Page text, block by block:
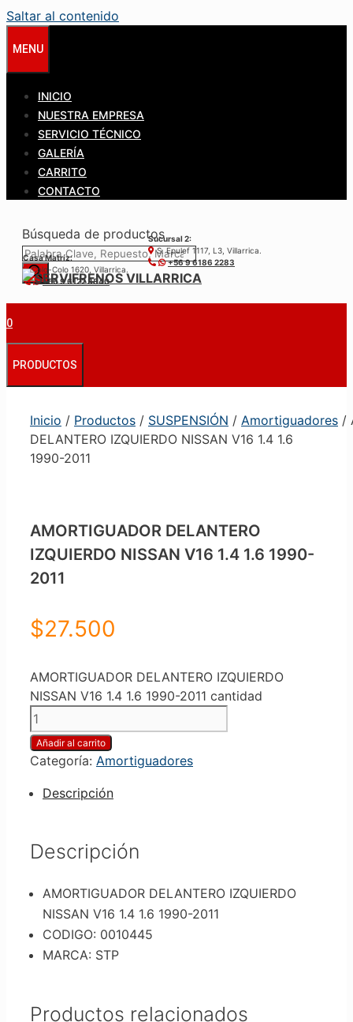
Saltar al contenido
MENU
INICIO
NUESTRA EMPRESA
SERVICIO TÉCNICO
GALERÍA
CARRITO
CONTACTO
Búsqueda de productos
Casa Matríz:
Colo-Colo 1620, Villarrica.
+56 9 6122 3840
Sucursal 2:
S. Epulef 1117, L3, Villarrica.
+56 9 6186 2283
0
PRODUCTOS
Inicio / Productos / SUSPENSIÓN / Amortiguadores /
DELANTERO IZQUIERDO NISSAN V16 1.4 1.6
1990-2011
AMORTIGUADOR DELANTERO
IZQUIERDO NISSAN V16 1.4 1.6 1990-
2011
$27.500
AMORTIGUADOR DELANTERO IZQUIERDO
NISSAN V16 1.4 1.6 1990-2011 cantidad
Añadir al carrito
Categoría: Amortiguadores
Descripción
Descripción
AMORTIGUADOR DELANTERO IZQUIERDO
NISSAN V16 1.4 1.6 1990-2011
CODIGO: 0010445
MARCA: STP
Productos relacionados